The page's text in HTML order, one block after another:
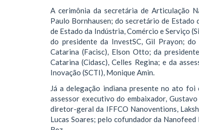
A cerimônia da secretária de Articulação
Paulo Bornhausen; do secretário de
de Estado da Indústria, Comércio e Serviço
do presidente da InvestSC, Gil Prayon; do
Catarina (Facisc), Elson Otto; da
Catarina (Cidasc), Celles Regina; e da
Inovação (SCTI), Monique Amin.
Já a delegação indiana presente no ato
assessor executivo do embaixador,
diretor-geral da IFFCO Nanoventions,
Lucas Soares; pelo cofundador da